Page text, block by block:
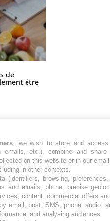
de
être
les semaines les meilleures
, we wish to store and access
emails, etc.), combine and
on this website or in our
in other contexts.
(identifiers, browsing,
and emails, phone, precise
content, commercial offers
email, post, SMS, phone, audio,
and analysing audiences.